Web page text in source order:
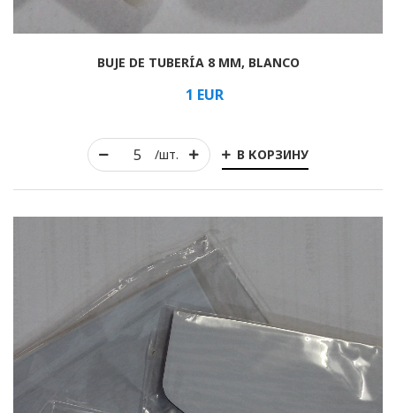
Arrollado
Horizontal
Vertical
/шт. В КОРЗИНУ
BUJE DE TUBERÍA 8 MM, BLANCO
1 EUR